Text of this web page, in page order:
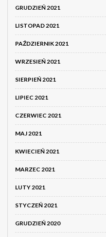
GRUDZIEŃ 2021
LISTOPAD 2021
PAŹDZIERNIK 2021
WRZESIEŃ 2021
SIERPIEŃ 2021
LIPIEC 2021
CZERWIEC 2021
MAJ 2021
KWIECIEŃ 2021
MARZEC 2021
LUTY 2021
STYCZEŃ 2021
GRUDZIEŃ 2020